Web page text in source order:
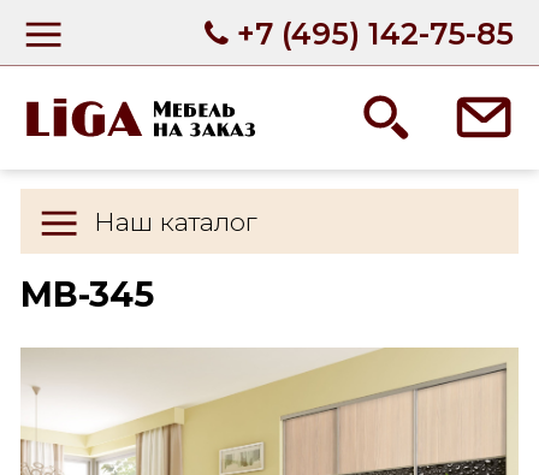
+7 (495) 142-75-85
Наш каталог
МВ-345